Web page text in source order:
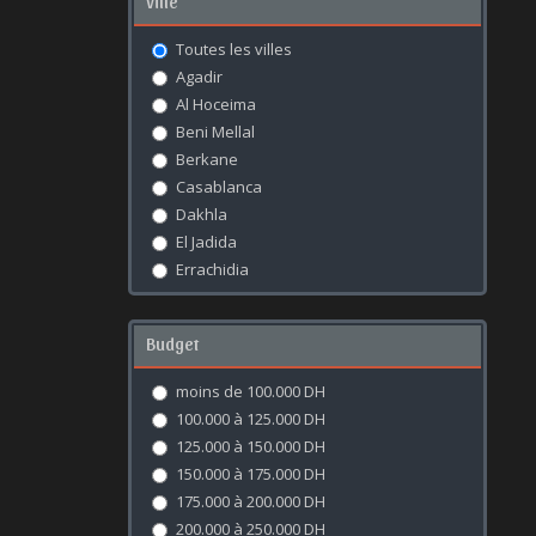
Toutes les villes
Agadir
Al Hoceima
Beni Mellal
Berkane
Casablanca
Dakhla
El Jadida
Errachidia
Essaouira
Fès
Kénitra
Budget
moins de 100.000 DH
100.000 à 125.000 DH
125.000 à 150.000 DH
150.000 à 175.000 DH
175.000 à 200.000 DH
200.000 à 250.000 DH